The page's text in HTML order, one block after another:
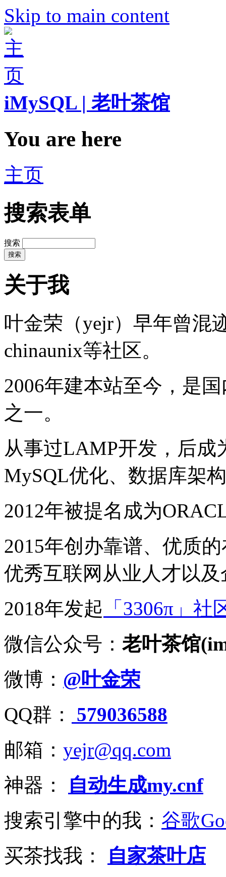
Skip to main content
iMySQL | 老叶茶馆
You are here
主页
搜索表单
搜索
关于我
叶金荣（yejr）早年曾混
chinaunix等社区。
2006年建本站至今，是
之一。
从事过LAMP开发，后成
MySQL优化、数据库架
2012年被提名成为
2015年创办靠谱、优质
优秀互联网从业人才以
2018年发起 「3306π」社
微信公众号： 老叶茶馆
微博： @叶金荣
QQ群：
579036588
邮箱： yejr@qq.com
神器：
自动生成my.cnf
搜索引擎中的我： 谷歌
买茶找我：
自家茶叶店